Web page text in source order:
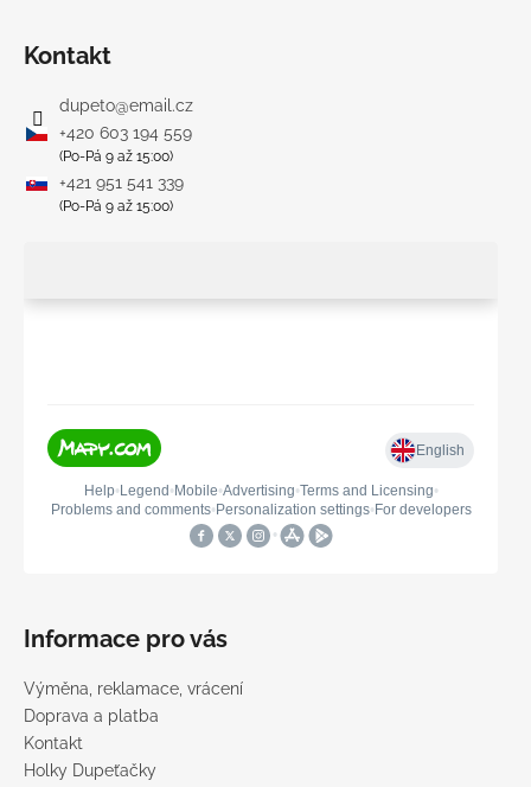
Kontakt
dupeto@email.cz
+420 603 194 559
(Po-Pá 9 až 15:00)
+421 951 541 339
(Po-Pá 9 až 15:00)
Informace pro vás
Výměna, reklamace, vrácení
Doprava a platba
Kontakt
Holky Dupeťačky